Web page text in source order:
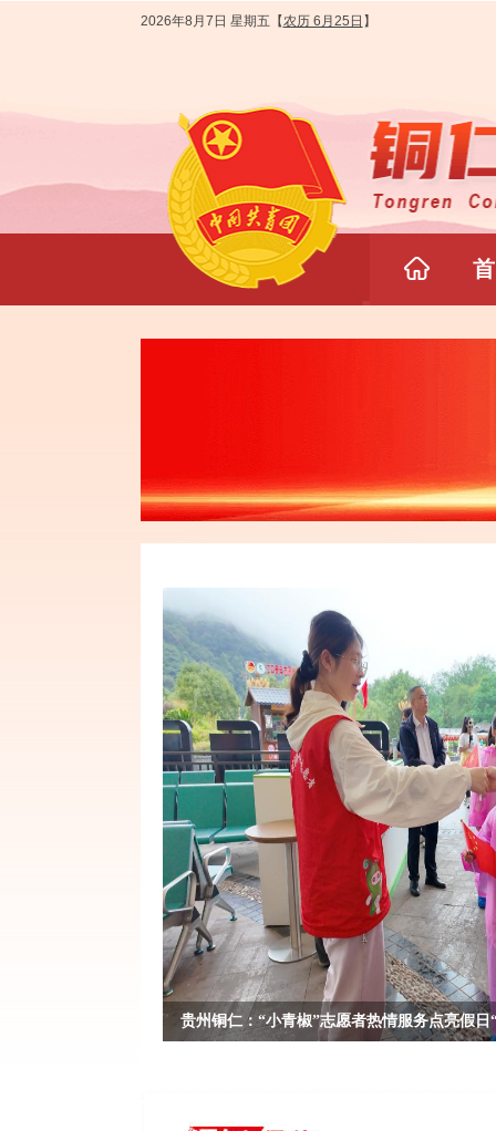
2026年8月7日 星期五 【农历 6月25日 】
学习二十大
贵州铜仁：“小青椒”志愿者热情服务点亮假日